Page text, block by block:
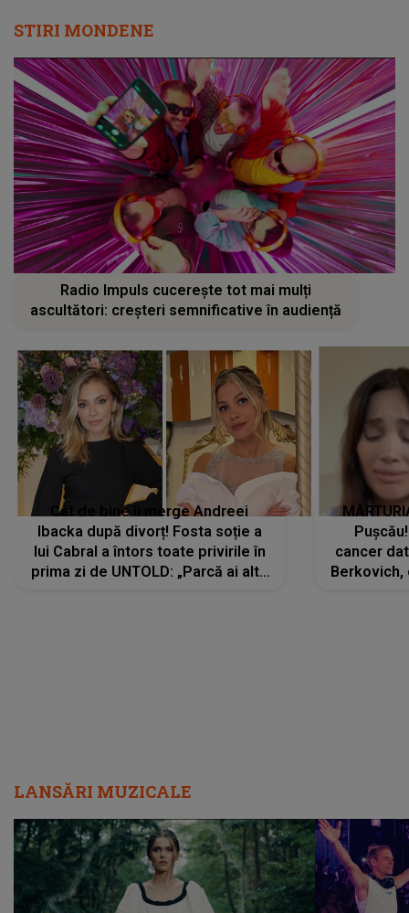
STIRI MONDENE
Radio Impuls cucerește tot mai mulți
ascultători: creșteri semnificative în audiență
Cât de bine îi merge Andreei
Ibacka după divorț! Fosta soție a
lui Cabral a întors toate privirile în
prima zi de UNTOLD: „Parcă ai altă
cancer
Berkovich,
LANSĂRI MUZICALE